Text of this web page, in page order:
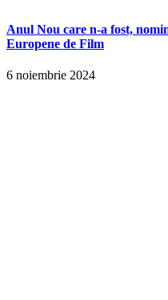
Anul Nou care n-a fost,
Europene de Film
6 noiembrie 2024